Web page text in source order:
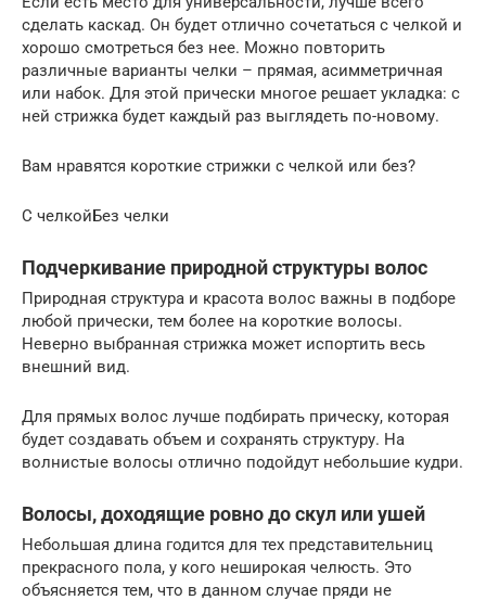
сделать каскад. Он будет отлично сочетаться с челкой и
хорошо смотреться без нее. Можно повторить
различные варианты челки – прямая, асимметричная
или набок. Для этой прически многое решает укладка: с
ней стрижка будет каждый раз выглядеть по-новому.
Вам нравятся короткие стрижки с челкой или без?
С челкойБез челки
Подчеркивание природной структуры волос
Природная структура и красота волос важны в подборе
любой прически, тем более на короткие волосы.
Неверно выбранная стрижка может испортить весь
внешний вид.
Для прямых волос лучше подбирать прическу, которая
будет создавать объем и сохранять структуру. На
волнистые волосы отлично подойдут небольшие кудри.
Волосы, доходящие ровно до скул или ушей
Небольшая длина годится для тех представительниц
прекрасного пола, у кого неширокая челюсть. Это
объясняется тем, что в данном случае пряди не